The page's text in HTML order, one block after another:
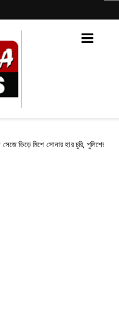
মিশে সোনার হার চুরি, পুলিশের জালে